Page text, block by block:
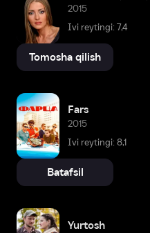
2015
Ivi reytingi: 7,4
Tomosha qilish
Fars
2015
Ivi reytingi: 8,1
Batafsil
Yurtosh